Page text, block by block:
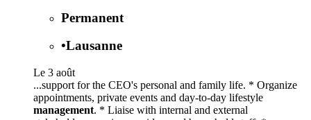
Permanent
•Lausanne
Le 3 août
...support for the CEO's personal and family life. * Organize
appointments, private events and day-to-day lifestyle
management. * Liaise with internal and external